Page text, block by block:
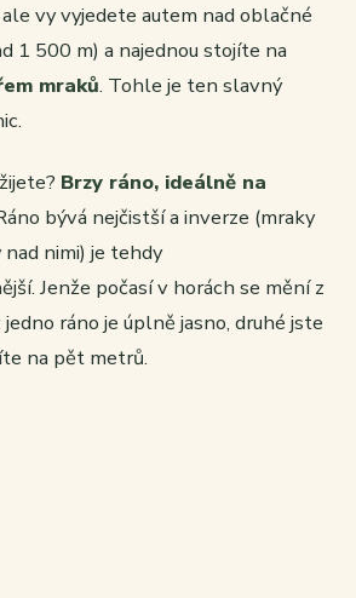
vy vyjedete autem nad oblačné
1 500 m) a najednou stojíte na
mraků. Tohle je ten slavný
Brzy ráno, ideálně na
bývá nejčistší a inverze (mraky
nimi) je tehdy
Jenže počasí v horách se mění z
ráno je úplně jasno, druhé jste
na pět metrů.